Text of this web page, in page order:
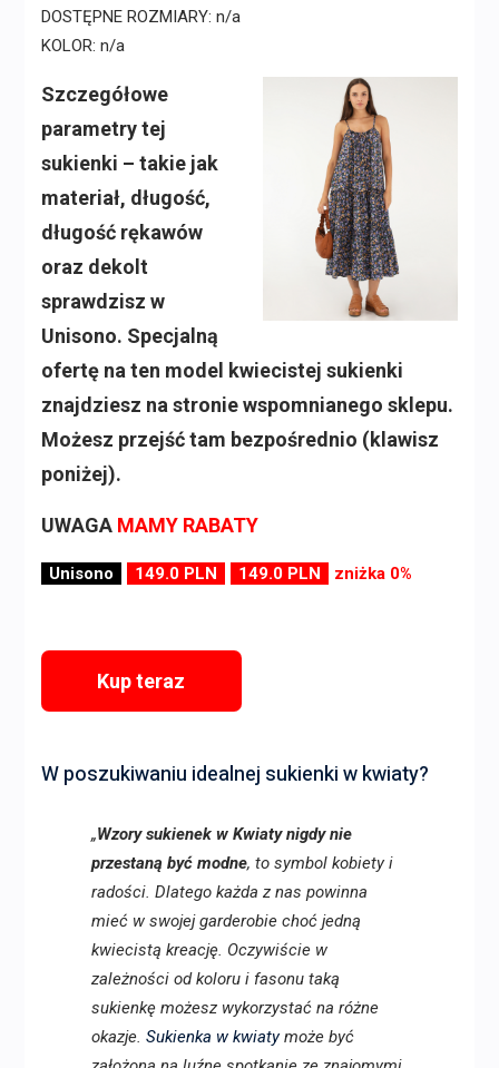
DOSTĘPNE ROZMIARY: n/a
KOLOR: n/a
Szczegółowe
parametry tej
sukienki – takie jak
materiał, długość,
długość rękawów
oraz dekolt
sprawdzisz w
Unisono. Specjalną
ofertę na ten model kwiecistej sukienki
znajdziesz na stronie wspomnianego sklepu.
Możesz przejść tam bezpośrednio (klawisz
poniżej).
UWAGA MAMY RABATY
Unisono 149.0 PLN 149.0 PLN zniżka 0%
Kup teraz
W poszukiwaniu idealnej sukienki w kwiaty?
„Wzory sukienek w Kwiaty nigdy nie
przestaną być modne, to symbol kobiety i
radości. Dlatego każda z nas powinna
mieć w swojej garderobie choć jedną
kwiecistą kreację. Oczywiście w
zależności od koloru i fasonu taką
sukienkę możesz wykorzystać na różne
okazje. Sukienka w kwiatymoże być